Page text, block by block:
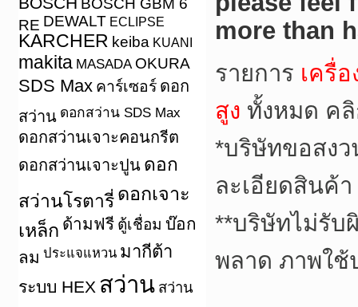
BOSCH GBM 6
RE DEWALT ECLIPSE
KARCHER keiba KUANI
makita MASADA OKURA
SDS Max คาร์เซอร์ ดอก
สว่าน ดอกสว่าน SDS Max
ดอกสว่านเจาะคอนกรีต
ดอกสว่านเจาะปูน ดอก
สว่านโรตารี่ ดอกเจาะ
เหล็ก ด้ามฟรี ตู้เชื่อม บ๊อก
ลม ประแจแหวน มากีต้า
ระบบ HEX สว่าน สว่าน
more than
รายการ เครื่
สูง ทั้งหมด ค
*บริษัทขอสงว
ละเอียดสินค้
**บริษัทไม่รับ
พลาด ภาพใ